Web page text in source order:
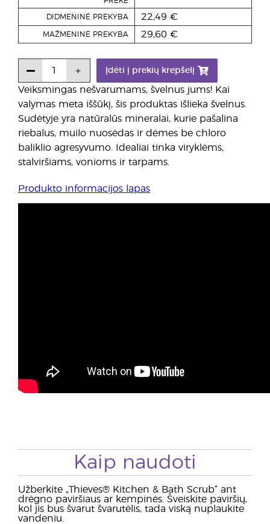
Veiksmingas nešvarumams, švelnus jums! Kai
valymas meta iššūkį, šis produktas išlieka švelnus.
Sudėtyje yra natūralūs mineralai, kurie pašalina
riebalus, muilo nuosėdas ir dėmes be chloro
baliklio agresyvumo. Idealiai tinka viryklėms,
stalviršiams, vonioms ir tarpams.
Produkto informacijos lapas
DIDMENINĖ PREKYBA 22,49 €
MAŽMENINĖ PREKYBA 29,60 €
Įdėti į prekių krepšelį
Kaip naudoti
Užberkite „Thieves® Kitchen & Bath Scrub“ ant
drėgno paviršiaus ar kempinės. Šveiskite paviršių,
kol jis bus švarut švarutėlis, tada viską nuplaukite
vandeniu.